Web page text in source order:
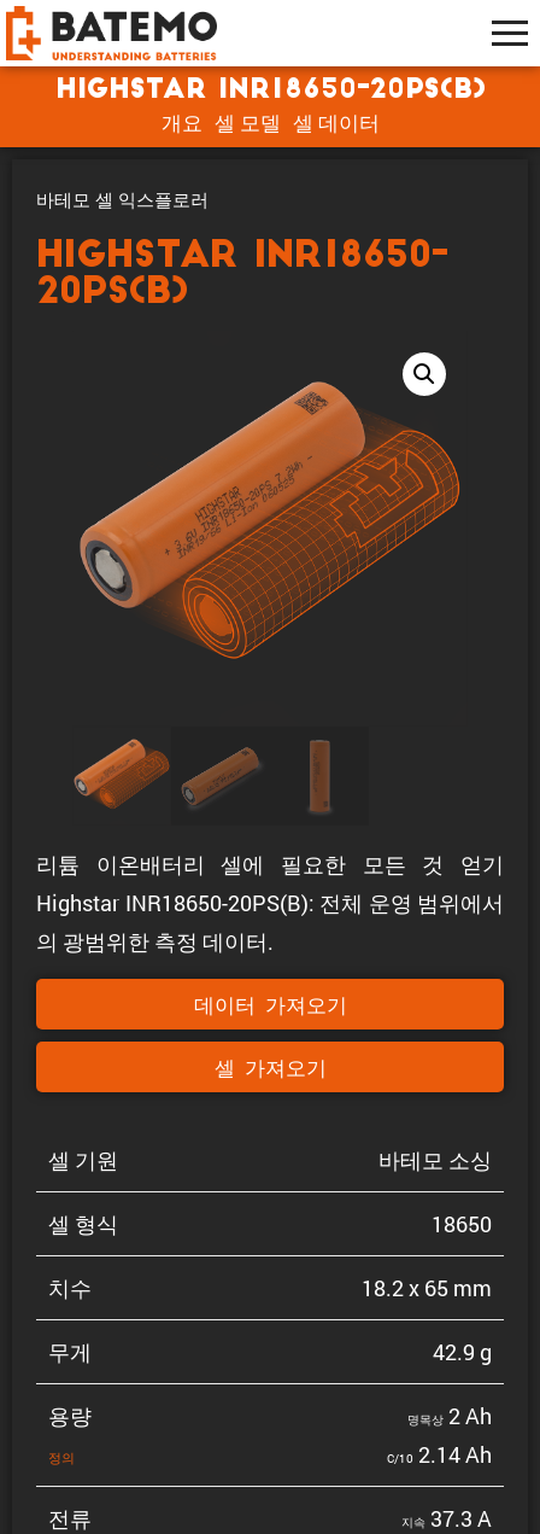
Highstar INR18650-20PS(B)
개요 셀 모델 셀 데이터
바테모 셀 익스플로러
Highstar INR18650-
20PS(B)
리튬 이온배터리 셀에 필요한 모든 것 얻기
Highstar INR18650-20PS(B): 전체 운영 범위에서
의 광범위한 측정 데이터.
데이터 가져오기
셀 가져오기
셀 기원 바테모 소싱
셀 형식 18650
치수 18.2 x 65 mm
무게 42.9 g
용량
정의
명목상 2 Ah
C/10 2.14 Ah
전류 지속 37.3 A